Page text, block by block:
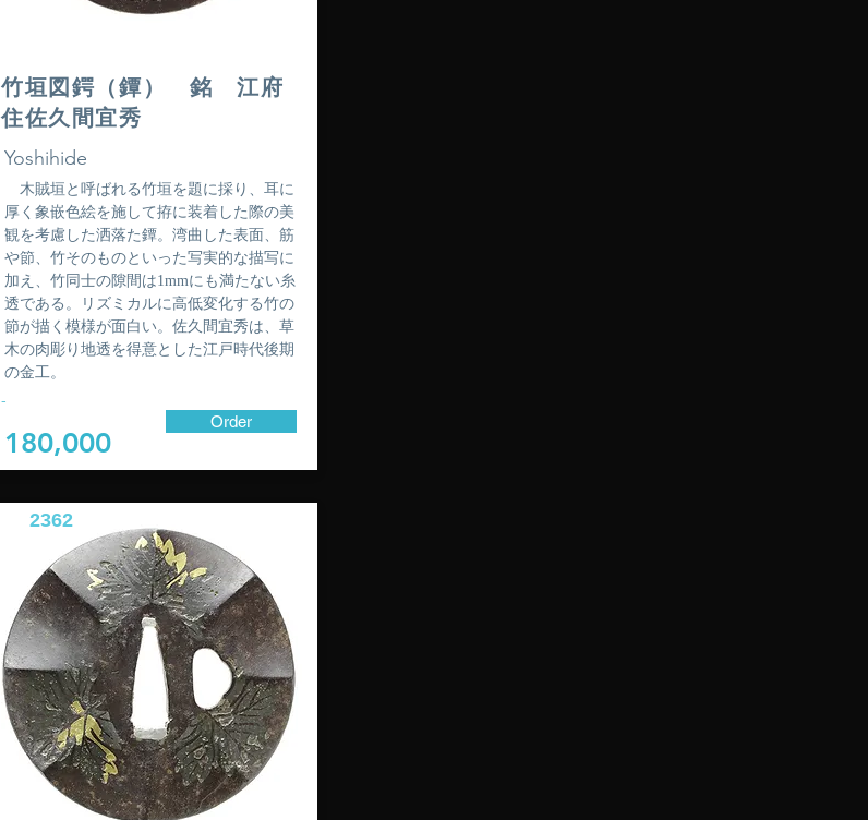
竹垣図鍔（鐔） 銘 江府
住佐久間宜秀
Yoshihide
木賊垣と呼ばれる竹垣を題に採り、耳に
厚く象嵌色絵を施して拵に装着した際の美
観を考慮した洒落た鐔。湾曲した表面、筋
や節、竹そのものといった写実的な描写に
加え、竹同士の隙間は1mmにも満たない糸
透である。リズミカルに高低変化する竹の
節が描く模様が面白い。佐久間宜秀は、草
木の肉彫り地透を得意とした江戸時代後期
の金工。
-
180,000
Order
2362